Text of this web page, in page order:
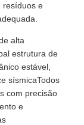
resíduos e
alta
estrutura de
estável,
sísmicaTodos
com precisão
e